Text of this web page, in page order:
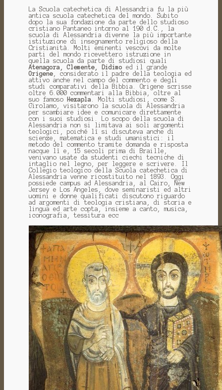
La Scuola catechetica di Alessandria fu la più
antica scuola catechetica del mondo. Subito
dopo la sua fondazione da parte dello studioso
cristiano Pantaneo intorno al 190 d.C., la
scuola di Alessandria divenne la più importante
istituzione di insegnamento religioso della
Cristianità. Molti eminenti vescovi da molte
parti del mondo ricevettero istruzione in
quella scuola da parte di studiosi quali
Atenagora, Clemente, Didimo ed il grande
Origene, considerato il padre della teologia ed
attivo anche nel campo del commento e degli
studi comparativi della Bibbia. Origene scrisse
oltre 6.000 commentari alla Bibbia, oltre al
suo famoso
Hexapla . Molti studiosi, come S.
Girolamo, visitarono la scuola di Alessandria
per scambiare idee e comunicare direttamente
con i suoi studiosi. Lo scopo della scuola di
Alessandria non si limitava ai soli argomenti
teologici, poiché lì si discuteva anche di
scienze, matematica e studi umanistici: il
metodo del commento tramite domanda e risposta
nacque lì e, 15 secoli prima di Braille,
venivano usate da studenti ciechi tecniche di
intaglio nel legno, per leggere e scrivere. Il
Collegio teologico della Scuola catechetica di
Alessandria venne ricostituito nel 1893. Oggi
possiede campus ad Alessandria, al Cairo, New
Jersey e Los Angeles, dove seminaristi ed altri
uomini e donne qualificati discutono riguardo
ad argomenti di teologia cristiana, di storia e
lingua ed arte copta, insieme a canto, musica,
iconografia, tessitura ecc